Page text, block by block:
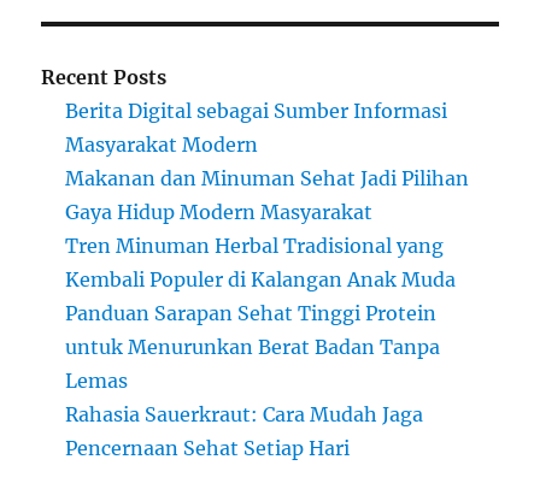
Recent Posts
Berita Digital sebagai Sumber Informasi
Masyarakat Modern
Makanan dan Minuman Sehat Jadi Pilihan
Gaya Hidup Modern Masyarakat
Tren Minuman Herbal Tradisional yang
Kembali Populer di Kalangan Anak Muda
Panduan Sarapan Sehat Tinggi Protein
untuk Menurunkan Berat Badan Tanpa
Lemas
Rahasia Sauerkraut: Cara Mudah Jaga
Pencernaan Sehat Setiap Hari